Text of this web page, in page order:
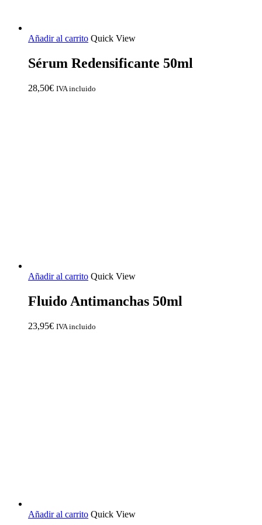
Añadir al carrito Quick View
Sérum Redensificante 50ml
28,50€ IVA incluido
Añadir al carrito Quick View
Fluido Antimanchas 50ml
23,95€ IVA incluido
Añadir al carrito Quick View